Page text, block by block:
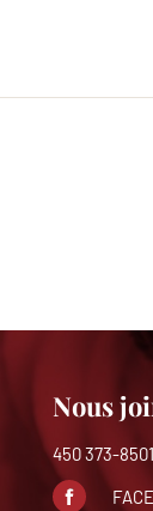
Nous
450 373-8501